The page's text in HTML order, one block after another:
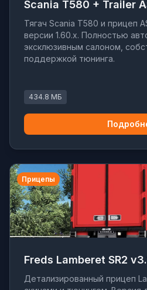
Scania T580 + Trailer
Тягач Scania T580 и прицеп
версии 1.60.x. Полностью
эксклюзивным салоном,
поддержкой тюнинга.
434.8 МБ
Прицепы
Freds Lamberet SR2
Детализированный прицеп